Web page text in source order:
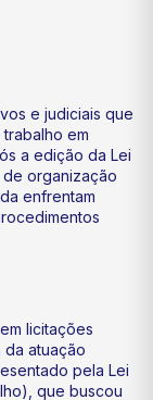
e judiciais que
em
a edição da Lei
organização
enfrentam
licitações
da atuação
pela Lei
que buscou